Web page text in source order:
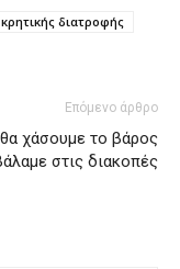
διατροφής
Επόμενο άρθρο
χάσουμε το βάρος
στις διακοπές